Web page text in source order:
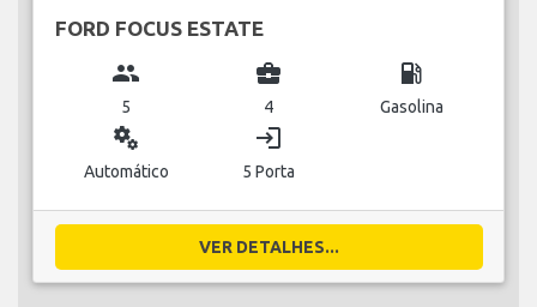
FORD FOCUS ESTATE
group
5
business_center
4
local_gas_station
Gasolina
miscellaneous_services
Automático
login
5 Porta
VER DETALHES...